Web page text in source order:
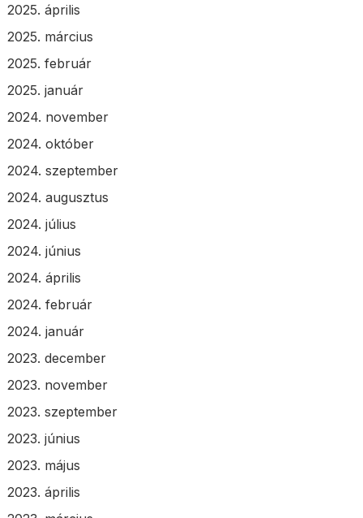
2025. április
2025. március
2025. február
2025. január
2024. november
2024. október
2024. szeptember
2024. augusztus
2024. július
2024. június
2024. április
2024. február
2024. január
2023. december
2023. november
2023. szeptember
2023. június
2023. május
2023. április